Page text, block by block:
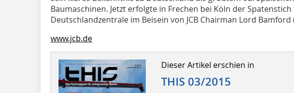
Baumaschinen. Jetzt erfolgte in Frechen bei Köln der
Deutschlandzentrale im Beisein von JCB Chairman Lord Bamford
www.jcb.de
Dieser Artikel erschien in
THIS 03/2015